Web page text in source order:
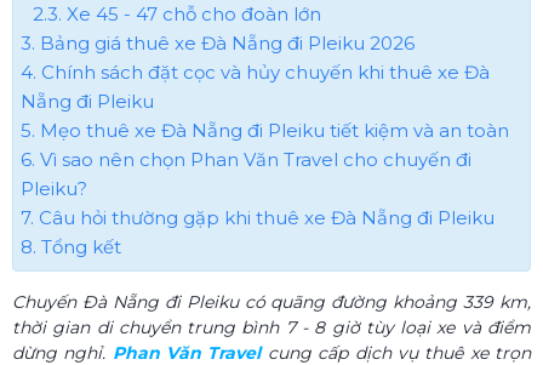
2.3. Xe 45 - 47 chỗ cho đoàn lớn
3. Bảng giá thuê xe Đà Nẵng đi Pleiku 2026
4. Chính sách đặt cọc và hủy chuyến khi thuê xe Đà
Nẵng đi Pleiku
5. Mẹo thuê xe Đà Nẵng đi Pleiku tiết kiệm và an toàn
6. Vì sao nên chọn Phan Văn Travel cho chuyến đi
Pleiku?
7. Câu hỏi thường gặp khi thuê xe Đà Nẵng đi Pleiku
8. Tổng kết
Chuyến Đà Nẵng đi Pleiku có quãng đường khoảng 339 km,
thời gian di chuyển trung bình 7 - 8 giờ tùy loại xe và điểm
dừng nghỉ. Phan Văn Travelcung cấp dịch vụ thuê xe trọn